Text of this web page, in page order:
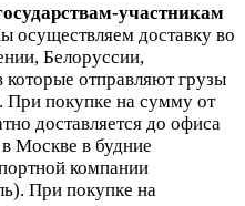
участникам
осуществляем доставку во
Белоруссии,
которые отправляют грузы
При покупке на сумму от
доставляется до офиса
Москве в будние
компании
При покупке на